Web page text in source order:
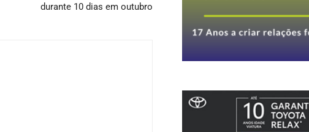
durante 10 dias em outubro